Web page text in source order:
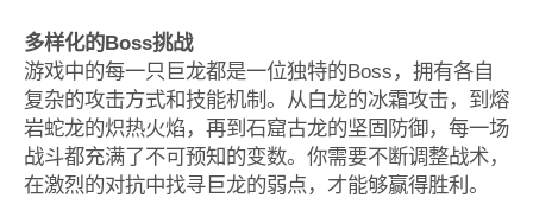
多样化的Boss挑战
游戏中的每一只巨龙都是一位独特的Boss，拥有各自
复杂的攻击方式和技能机制。从白龙的冰霜攻击，到熔
岩蛇龙的炽热火焰，再到石窟古龙的坚固防御，每一场
战斗都充满了不可预知的变数。你需要不断调整战术，
在激烈的对抗中找寻巨龙的弱点，才能够赢得胜利。